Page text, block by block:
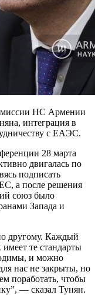
НС Армении
интеграция в
с ЕАЭС.
28 марта
двигалась по
подписать
а после решения
союз было
Запада и
другому. Каждый
те стандарты
и можно
нас не закрыты, но
поработать, чтобы
— сказал Тунян.